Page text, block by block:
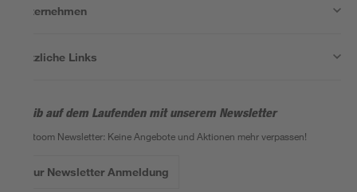
Unternehmen
Nützliche Links
Bleib auf dem Laufenden mit unserem Newsletter
Der toom Newsletter: Keine Angebote und Aktionen mehr verpassen!
Zur Newsletter Anmeldung